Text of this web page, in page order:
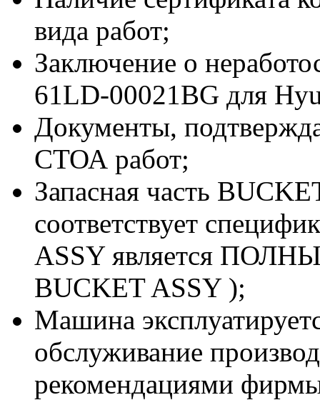
вида работ;
Заключение о
61LD-00021BG для
Документы,
СТОА работ;
Запасная часть
соответствует
ASSY является
BUCKET ASSY );
Машина
обслуживание
рекомендациями